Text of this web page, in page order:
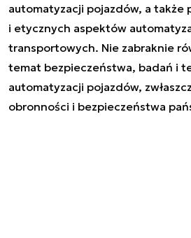
automatyzacji pojazdów, a także
i etycznych aspektów
transportowych. Nie zabraknie
temat bezpieczeństwa, badań i
automatyzacji pojazdów,
obronności i bezpieczeństwa